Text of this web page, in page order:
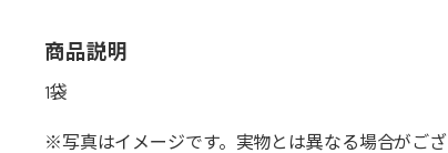
商品説明
1袋
※写真はイメージです。実物とは異なる場合がご